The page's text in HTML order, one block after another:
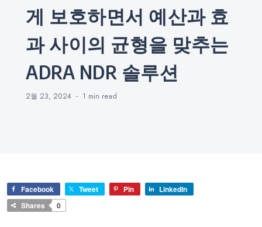
게 보호하면서 예산과 효
과 사이의 균형을 맞추는
ADRA NDR 솔루션
2월 23, 2024 1 min read
Facebook Tweet Pin
LinkedIn
Shares
0